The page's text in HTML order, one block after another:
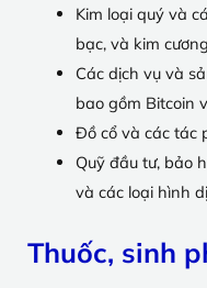
Kim loại quý và
bạc, và kim
Các dịch vụ và
bao gồm Bitcoin
Đồ cổ và các tác
Quỹ đầu tư, bảo
và các loại hình
Thuốc, sinh